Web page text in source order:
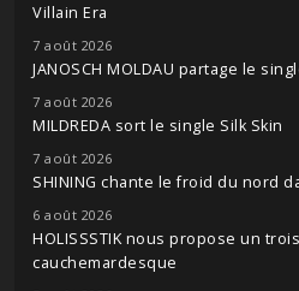
Villain Era
7 août 2026
JANOSCH MOLDAU partage le
7 août 2026
MILDREDA sort le single Silk Skin
7 août 2026
SHINING chante le froid du nord
6 août 2026
HOLISSSTIK nous propose un
cauchemardesque